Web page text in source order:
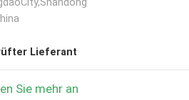
Lieferant
Sie mehr an